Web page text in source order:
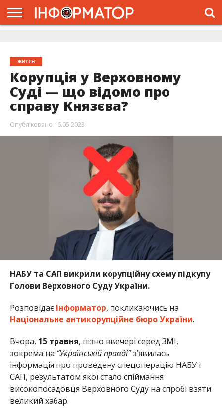
ЖИТТЯ
Корупція у Верховному
Суді — що відомо про
справу Князєва?
Опубліковано 16.05.2023
НАБУ та САП викрили корупційну схему підкупу
Голови Верховного Суду України.
Розповідає Інформатор, покликаючись на
Національне антикорупційне бюро України.
Вчора, 15 травня, пізно ввечері серед ЗМІ,
зокрема на “Українській правді”з’явилась
інформація про проведену спецоперацію НАБУ і
САП, результатом якої стало спіймання
високопосадовця Верховного Суду на спробі взяти
великий хабар.